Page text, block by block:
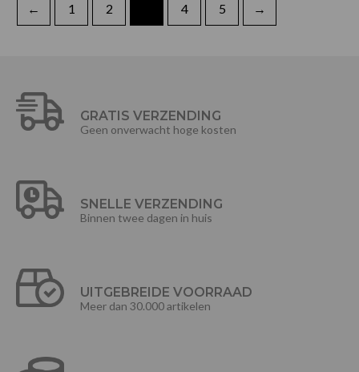
← 1 2 4 5 →
GRATIS VERZENDING
Geen onverwacht hoge kosten
SNELLE VERZENDING
Binnen twee dagen in huis
UITGEBREIDE VOORRAAD
Meer dan 30.000 artikelen